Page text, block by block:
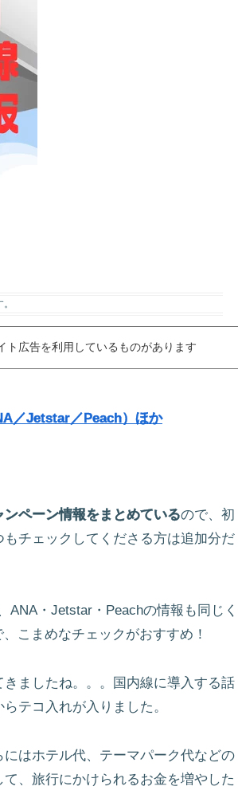
ト広告を利用しているものがあります
／Jetstar／Peach）ほか
ペーン情報をまとめているので、初
チェックしてくださる方は追加分だ
・Jetstar・Peachの情報も同じく
こまめなチェックがおすすめ！
きましたね。。。国内線に導入する話
テコ入れが入りました。
はホテル代、テーマパーク代などの
、旅行にかけられるお金を増やした